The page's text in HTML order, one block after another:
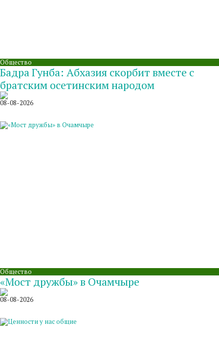
Общество
Бадра Гунба: Абхазия скорбит вместе с
братским осетинским народом
08-08-2026
Общество
«Мост дружбы» в Очамчыре
08-08-2026